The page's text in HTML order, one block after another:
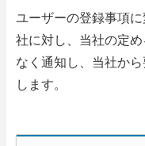
ユーザーの登録事項
社に対し、当社の定
なく通知し、当社か
します。